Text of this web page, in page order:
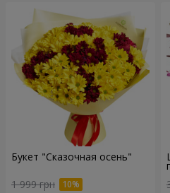
Букет "Сказочная осень"
1 999 грн